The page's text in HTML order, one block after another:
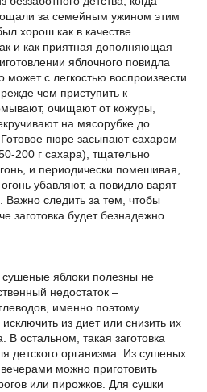
за семейным ужином этим
хорош как в качестве
и как приятная дополняющая
яблочного повидла
может с легкостью воспроизвести
чем приступить к
очищают от кожуры,
на мясорубке до
пюре засыпают сахаром
200 г сахара), тщательно
и периодически помешивая,
убавляют, а повидло варят
Важно следить за тем, чтобы
заготовка будет безнадежно
яблоки полезны не
недостаток –
именно поэтому
из диет или снизить их
остальном, такая заготовка
детского организма. Из сушеных
можно приготовить
или пирожков. Для сушки